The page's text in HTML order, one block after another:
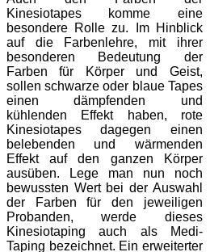
Kinesiotapes komme eine
besondere Rolle zu. Im Hinblick
auf die Farbenlehre, mit ihrer
besonderen Bedeutung der
Farben für Körper und Geist,
sollen schwarze oder blaue Tapes
einen dämpfenden und
kühlenden Effekt haben, rote
Kinesiotapes dagegen einen
belebenden und wärmenden
Effekt auf den ganzen Körper
ausüben. Lege man nun noch
bewussten Wert bei der Auswahl
der Farben für den jeweiligen
Probanden, werde dieses
Kinesiotaping auch als Medi-
Taping bezeichnet. Ein erweiterter